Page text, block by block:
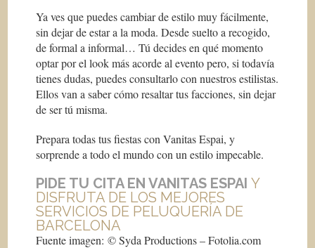
Ya ves que puedes cambiar de estilo muy fácilmente,
sin dejar de estar a la moda. Desde suelto a recogido,
de formal a informal… Tú decides en qué momento
optar por el look más acorde al evento pero, si todavía
tienes dudas, puedes consultarlo con nuestros estilistas.
Ellos van a saber cómo resaltar tus facciones, sin dejar
de ser tú misma.
Prepara todas tus fiestas con Vanitas Espai, y
sorprende a todo el mundo con un estilo impecable.
PIDE TU CITA EN VANITAS ESPAI Y
DISFRUTA DE LOS MEJORES
SERVICIOS DE PELUQUERÍA DE
BARCELONA
Fuente imagen: © Syda Productions – Fotolia.com